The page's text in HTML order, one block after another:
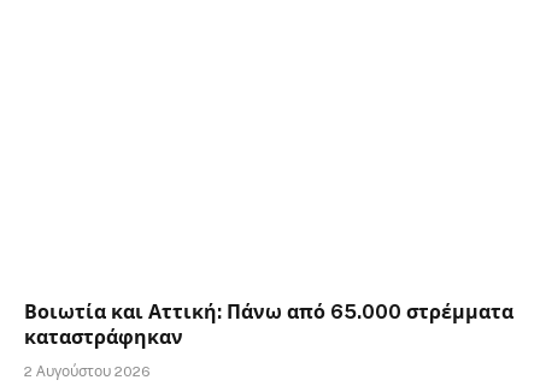
Βοιωτία και Αττική: Πάνω από 65.000 στρέμματα
καταστράφηκαν
2 Αυγούστου 2026